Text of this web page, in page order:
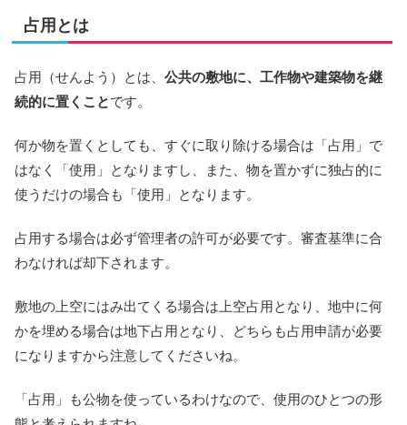
占用とは
占用（せんよう）とは、 公共の敷地に、工作物や建築物を継
続的に置くことです。
何か物を置くとしても、すぐに取り除ける場合は「占用」で
はなく「使用」となりますし、また、物を置かずに独占的に
使うだけの場合も「使用」となります。
占用する場合は必ず管理者の許可が必要です。審査基準に合
わなければ却下されます。
敷地の上空にはみ出てくる場合は上空占用となり、地中に何
かを埋める場合は地下占用となり、どちらも占用申請が必要
になりますから注意してくださいね。
「占用」も公物を使っているわけなので、使用のひとつの形